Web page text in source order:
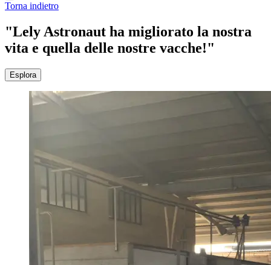
Torna indietro
"Lely Astronaut ha migliorato la nostra
vita e quella delle nostre vacche!"
Esplora